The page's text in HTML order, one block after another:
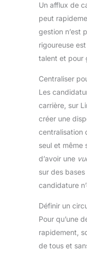
Un afflux de
peut
gestion n’est
rigoureuse
talent et pour
Centraliser
Les
carrière, sur
créer une
centralisation
seul et même
d’avoir une
sur des bases
candidature
Définir un
Pour qu’une
rapidement,
de tous et